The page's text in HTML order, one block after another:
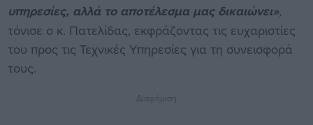
υπηρεσίες, αλλά το αποτέλεσμα μας δικαιώνει»,
τόνισε ο κ. Πατελίδας, εκφράζοντας τις ευχαριστίες
του προς τις Τεχνικές Υπηρεσίες για τη συνεισφορά
τους.
Διαφήμιση